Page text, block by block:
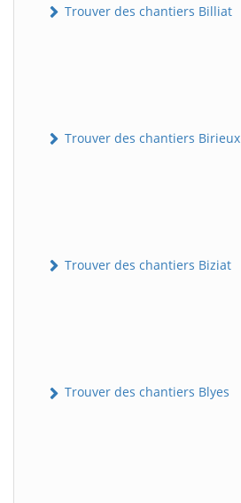
Trouver des chantiers Billiat
Trouver des chantiers Birieux
Trouver des chantiers Biziat
Trouver des chantiers Blyes